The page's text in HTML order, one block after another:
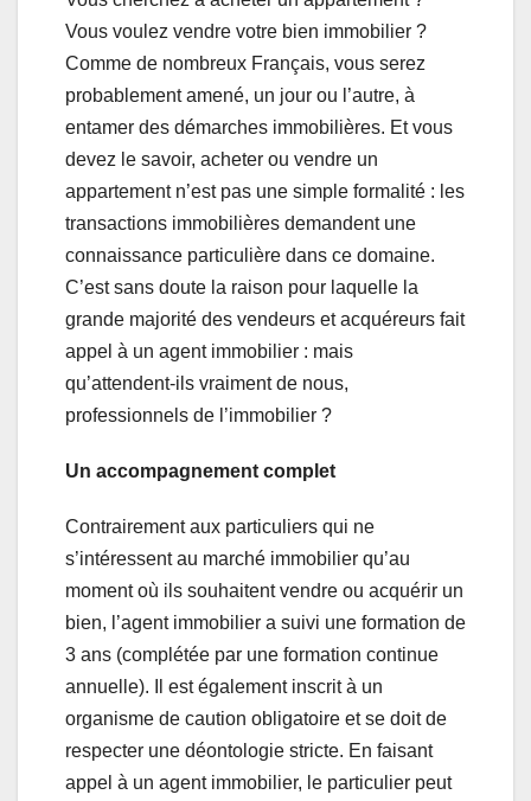
Vous voulez vendre votre bien immobilier ?
Comme de nombreux Français, vous serez
probablement amené, un jour ou l’autre, à
entamer des démarches immobilières. Et vous
devez le savoir, acheter ou vendre un
appartement n’est pas une simple formalité : les
transactions immobilières demandent une
connaissance particulière dans ce domaine.
C’est sans doute la raison pour laquelle la
grande majorité des vendeurs et acquéreurs fait
appel à un agent immobilier : mais
qu’attendent-ils vraiment de nous,
professionnels de l’immobilier ?
Un accompagnement complet
Contrairement aux particuliers qui ne
s’intéressent au marché immobilier qu’au
moment où ils souhaitent vendre ou acquérir un
bien, l’agent immobilier a suivi une formation de
3 ans (complétée par une formation continue
annuelle). Il est également inscrit à un
organisme de caution obligatoire et se doit de
respecter une déontologie stricte. En faisant
appel à un agent immobilier, le particulier peut